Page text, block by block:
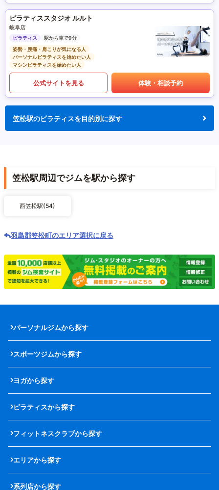
ピラティススタジオ ルルト
岐阜店
ピラティス
駅から車で9分
姿勢・腰痛・肩こりが気になる人
パーソナルピラティスを始めたい人
マシンピラティスを始めたい人
公式サイトを見る 体験・相談予約
笠松駅のピラティスを目的別に探す
笠松駅周辺でジムを駅から探す
西笠松駅(54)
羽島郡笠松町のエリア選択に戻る
パーソナルジムから探す
スポーツジムから探す
ヨガから探す
ピラティスから探す
フィットネスクラブから探す
エリアから探す
系列店から探す